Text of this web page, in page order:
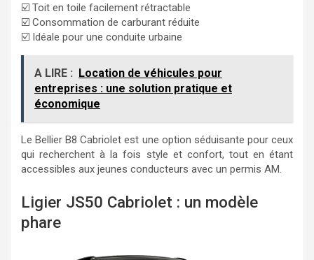
☑️ Toit en toile facilement rétractable
☑️ Consommation de carburant réduite
☑️ Idéale pour une conduite urbaine
A LIRE : Location de véhicules pour
entreprises : une solution pratique et
économique
Le Bellier B8 Cabriolet est une option séduisante pour ceux
qui recherchent à la fois style et confort, tout en étant
accessibles aux jeunes conducteurs avec un permis AM.
Ligier JS50 Cabriolet : un modèle
phare